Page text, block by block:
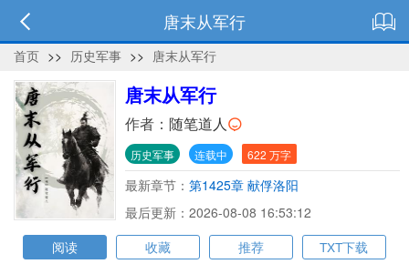
唐末从军行
首页 >> 历史军事 >> 唐末从军行
唐末从军行
作者： 随笔道人
历史军事 连载中 622 万字
最新章节： 第1425章 献俘洛阳
最后更新：2026-08-08 16:53:12
阅读
收藏 推荐 TXT下载